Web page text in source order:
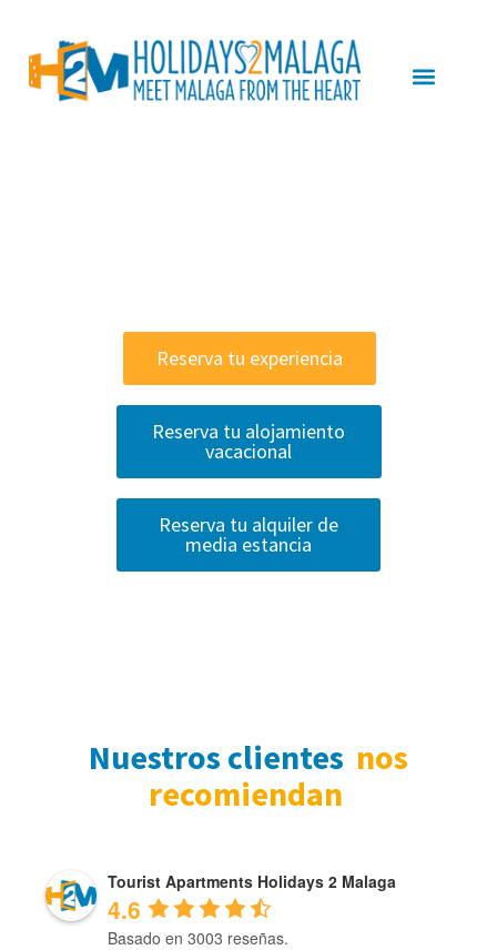
Reserva tu experiencia
Reserva tu alojamiento
vacacional
Reserva tu alquiler de
media estancia
Nuestros clientes nos
recomiendan
Tourist Apartments Holidays 2 Malaga
4.6
Basado en 3003 reseñas.